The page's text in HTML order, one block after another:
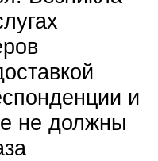
и
не должны